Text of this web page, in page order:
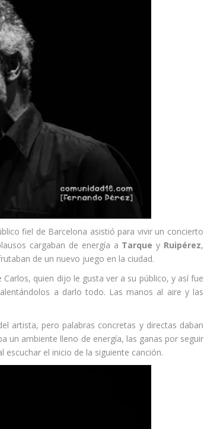
fiel de Barcelona asistió para vivir un concierto
cargaban de energía a Tarque y Ruipérez,
de un nuevo juego en la ciudad.
quien dijo le gusta ver a su público, y así fue
a darlo todo. Las manos al aire y las
artista, pero palabras concretas y directas daban
un ambiente lleno de energía, las ganas por seguir
el inicio de la siguiente canción.